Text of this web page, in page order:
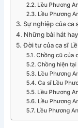
Lều Phương
Lều Phương
Sự nghiệp của ca
Những bài hát
Đời tư của ca sĩ
Chồng cũ của
Chồng hiện tại
Lều Phương
Ca sĩ Lều
Lều Phương
Lều Phương
Lều Phương